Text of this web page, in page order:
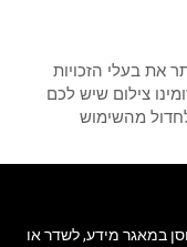
את בעלי הזכויות
צילום שיש לכם
מהשימוש
במאגר מידע, לשדר או